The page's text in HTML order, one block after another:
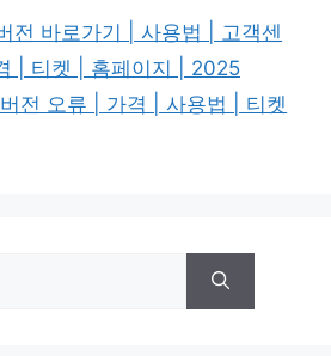
전 바로가기 | 사용법 | 고객센
| 티켓 | 홈페이지 | 2025
전 오류 | 가격 | 사용법 | 티켓